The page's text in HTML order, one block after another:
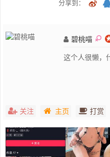
分享到：
碧桃喵
这个人很懒，
关注 主页 打赏